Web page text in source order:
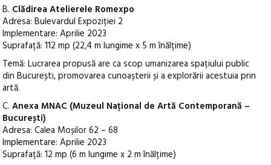
B. Clădirea Atelierele Romexpo
Adresa: Bulevardul Expoziției 2
Implementare: Aprilie 2023
Suprafață: 112 mp (22,4 m lungime x 5 m înălțime)
Temă: Lucrarea propusă are ca scop umanizarea spațiului public
din București, promovarea cunoașterii și a explorării acestuia prin
artă.
C.Anexa MNAC (Muzeul Național de Artă Contemporană –
București)
Adresa: Calea Moșilor 62 – 68
Implementare: Aprilie 2023
Suprafață: 12 mp (6 m lungime x 2 m înălțime)